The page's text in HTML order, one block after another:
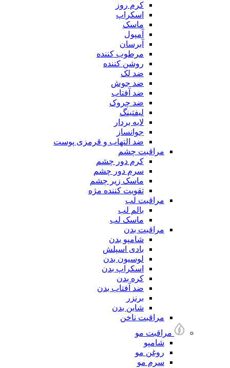
کرم روز
اسکراپ
ماسک
آمپول
آبرسان
مرطوب کننده
روشن کننده
ضد لک
ضد جوش
ضد آفتاب
ضد چروک
لیفتینگ
لایه بردار
جوانساز
ضد التهاب و قرمزی پوست
مراقبت چشم
کرم دور چشم
سرم دور چشم
ماسک زیر چشم
تقویت کننده مژه
مراقبت لب
بالم لب
ماسک لب
مراقبت بدن
شامپو بدن
بادی اسپلش
لوسیون بدن
اسکراپ بدن
کره بدن
ضد آفتاب بدن
برنزر
شاین بدن
مراقبت ناخن
مراقبت مو
شامپو
روغن مو
سرم مو